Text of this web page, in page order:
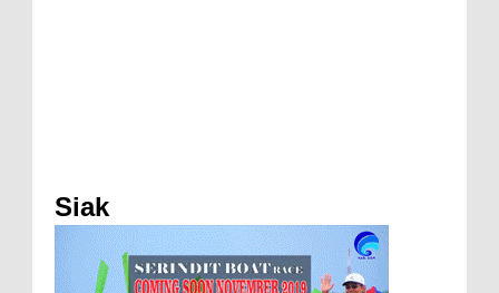
Siak